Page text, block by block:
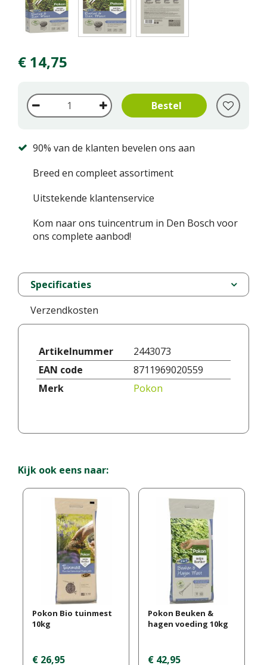
€ 14,75
90% van de klanten bevelen ons aan
Breed en compleet assortiment
Uitstekende klantenservice
Kom naar ons tuincentrum in Den Bosch voor
ons complete aanbod!
Specificaties
Verzendkosten
Artikelnummer
2443073
EAN code
8711969020559
Merk
Pokon
Kijk ook eens naar:
Pokon Bio tuinmest
10kg
€ 26,95
Pokon Beuken &
hagen voeding 10kg
€ 42,95